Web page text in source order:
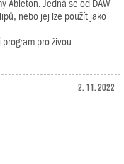
Ableton. Jedná se od DAW
nebo jej lze použít jako
pro živou
2. 11. 2022